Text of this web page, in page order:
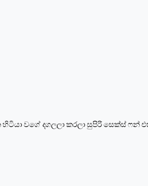
හිටියා වගේ දගලලා කරලා සුපිරි සෙක්ස්